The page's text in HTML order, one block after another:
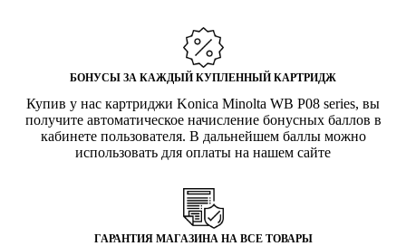
БОНУСЫ ЗА КАЖДЫЙ КУПЛЕННЫЙ КАРТРИДЖ
Купив у нас картриджи Konica Minolta WB P08 series, вы
получите автоматическое начисление бонусных баллов в
кабинете пользователя. В дальнейшем баллы можно
использовать для оплаты на нашем сайте
ГАРАНТИЯ МАГАЗИНА НА ВСЕ ТОВАРЫ